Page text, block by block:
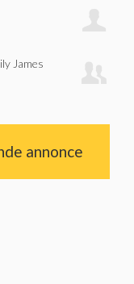
James
annonce